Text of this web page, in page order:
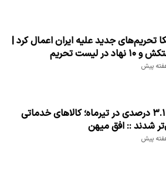
تحریم‌های جدید علیه ایران اعمال کرد |
ورم ۳.۱ درصدی در تیرماه؛ کالاهای خدماتی
شدند :: افق میهن